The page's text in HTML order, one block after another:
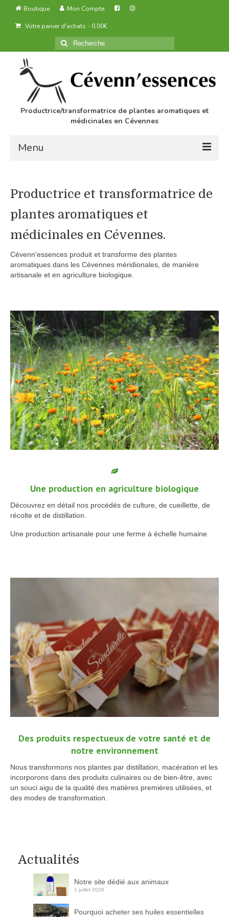
Boutique Mon Compte
Votre panier d'achats - 0,00€
Rechercher
:
Productrice/transformatrice de plantes aromatiques et
médicinales en Cévennes
Menu
Des produits agricoles biologiques
Transformation des produits
Boutique
Produits pour animaux
Conseils
Productrice et transformatrice de
plantes aromatiques et
médicinales en Cévennes.
Cévenn'essences produit et transforme des plantes
aromatiques dans les Cévennes méridionales, de manière
artisanale et en agriculture biologique.
Une production en agriculture biologique
Découvrez en détail nos procédés de culture, de cueillette, de
récolte et de distillation.
Une production artisanale pour une ferme à échelle humaine.
Des produits respectueux de votre santé et de
notre environnement
Nous transformons nos plantes par distillation, macération et les
incorporons dans des produits culinaires ou de bien-être, avec
un souci aigu de la qualité des matières premières utilisées, et
des modes de transformation.
Actualités
Notre site dédié aux animaux
1 juillet 2026
Pourquoi acheter ses huiles essentielles